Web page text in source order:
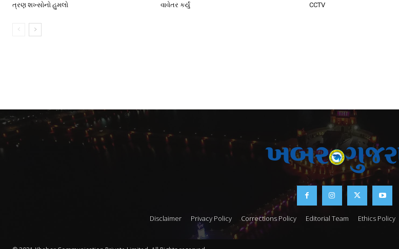
ત્રણ શખ્સોનો હુમલો
વાવેતર કર્યું
CCTV
Disclaimer Privacy Policy Corrections Policy Editorial Team Ethics Policy